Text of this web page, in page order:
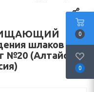
шлаков и
№20 (Алтайский
0
0